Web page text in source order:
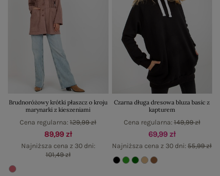
Brudnoróżowy krótki płaszcz o kroju
marynarki z kieszeniami
89,99 zł
Najniższa cena z 30 dni:
101,49 zł
Cena regularna:129,99 zł
Czarna długa dresowa bluza basic z
kapturem
69,99 zł
Najniższa cena z 30 dni:55,99 zł
Cena regularna:149,99 zł